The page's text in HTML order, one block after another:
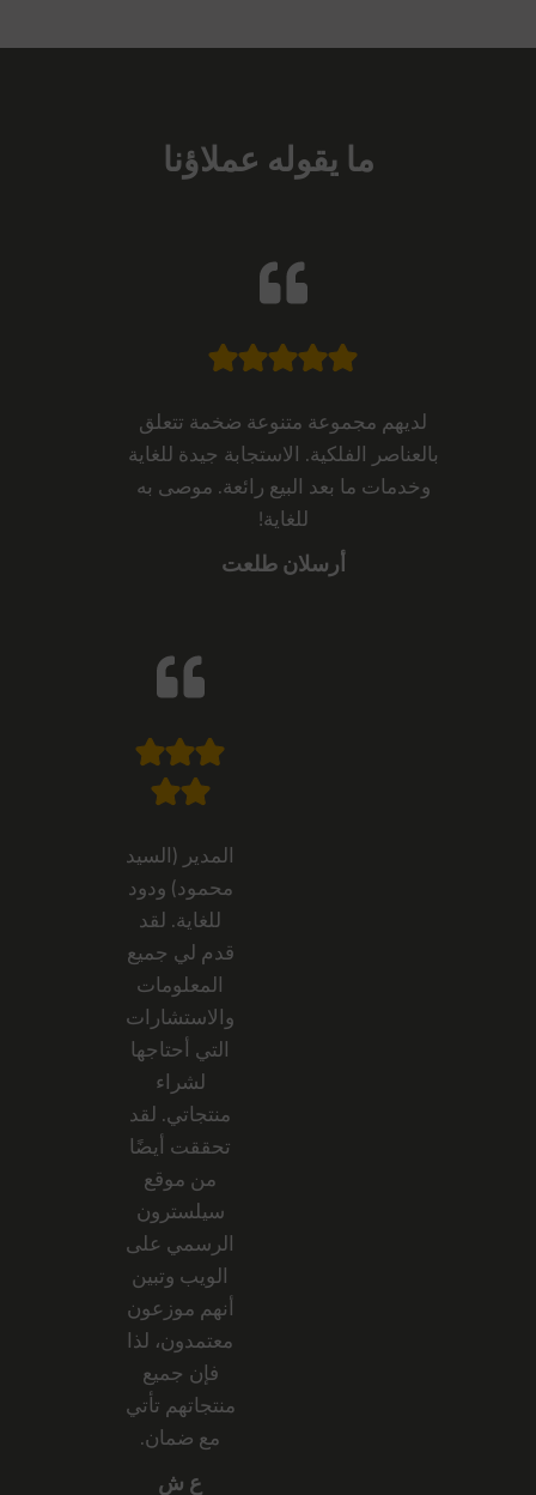
ما يقوله عملاؤنا
لديهم مجموعة متنوعة ضخمة تتعلق
بالعناصر الفلكية. الاستجابة جيدة للغاية
وخدمات ما بعد البيع رائعة. موصى به
للغاية!
أرسلان طلعت
المدير (السيد
محمود) ودود
للغاية. لقد
قدم لي جميع
المعلومات
والاستشارات
التي أحتاجها
لشراء
منتجاتي. لقد
تحققت أيضًا
من موقع
سيلسترون
الرسمي على
الويب وتبين
أنهم موزعون
معتمدون، لذا
فإن جميع
منتجاتهم تأتي
مع ضمان.
ع ش